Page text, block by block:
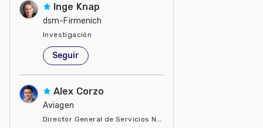
Inge Knap
dsm-Firmenich
Investigación
Estados Unidos de América
Seguir
Alex Corzo
Aviagen
Director General de Servicios Nutricionales